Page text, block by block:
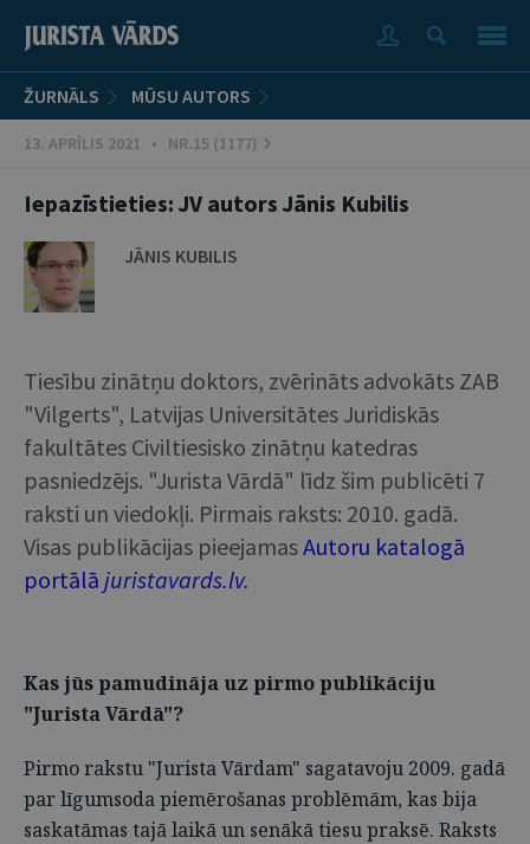
ŽURNĀLS MŪSU AUTORS
13. APRĪLIS 2021 • NR.15 (1177)
Iepazīstieties: JV autors Jānis Kubilis
JĀNIS KUBILIS
Tiesību zinātņu doktors, zvērināts advokāts ZAB
"Vilgerts", Latvijas Universitātes Juridiskās
fakultātes Civiltiesisko zinātņu katedras
pasniedzējs. "Jurista Vārdā" līdz šim publicēti 7
raksti un viedokļi. Pirmais raksts: 2010. gadā.
Visas publikācijas pieejamasAutoru katalogā
portālā juristavards.lv.
Kas jūs pamudināja uz pirmo publikāciju
"Jurista Vārdā"?
Pirmo rakstu "Jurista Vārdam" sagatavoju 2009. gadā
par līgumsoda piemērošanas problēmām, kas bija
saskatāmas tajā laikā un senākā tiesu praksē. Raksts